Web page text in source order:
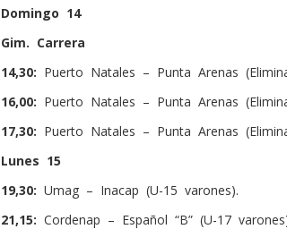
Domingo 14
Gim. Carrera
14,30: Puerto Natales – Punta Arenas
16,00: Puerto Natales – Punta Arenas
17,30: Puerto Natales – Punta Arenas
Lunes 15
19,30: Umag – Inacap (U-15 varones).
21,15: Cordenap – Español “B” (U-17